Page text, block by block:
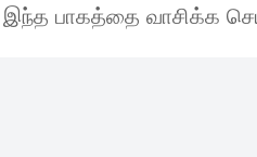
இந்த பாகத்தை வாசிக்க